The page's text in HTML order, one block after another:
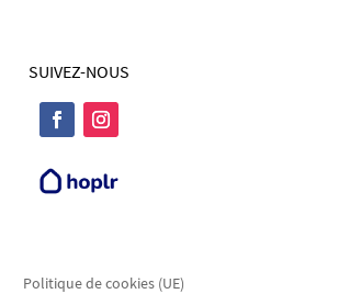
SUIVEZ-NOUS
Politique de cookies (UE)